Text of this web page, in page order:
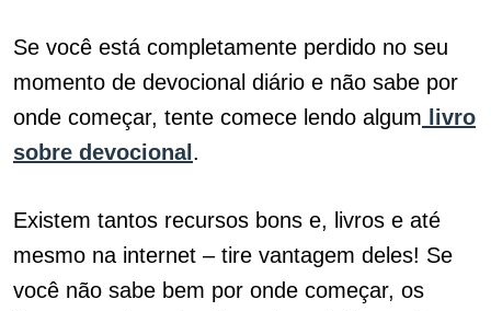
Se você está completamente perdido no seu
momento de devocional diário e não sabe por
onde começar, tente comece lendo algum livro
sobre devocional .
Existem tantos recursos bons e, livros e até
mesmo na internet – tire vantagem deles! Se
você não sabe bem por onde começar, os